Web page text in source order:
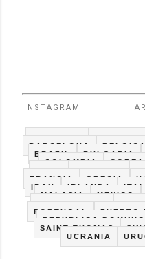
INSTAGRAM
ALEMANIA
BARCELONA
BRAZIL
BULGARIA
COLOMBIA
CUBA
ECUADOR
FRANCIA
GRECIA
IRAN
IRLANDA
MALASIA
MEXICO
PAISES BAJOS
PORTUGAL
PUERTO
REPUBLICA
SAINT THOMAS
UCRANIA